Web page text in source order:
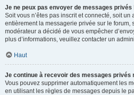
Je ne peux pas envoyer de messages privés
Soit vous n’êtes pas inscrit et connecté, soit un
entièrement la messagerie privée sur le forum,
modérateur a décidé de vous empêcher
plus d’informations, veuillez contacter un
Haut
Je continue à recevoir des messages privés
Vous pouvez supprimer automatiquement les
en utilisant les règles de messages depuis le